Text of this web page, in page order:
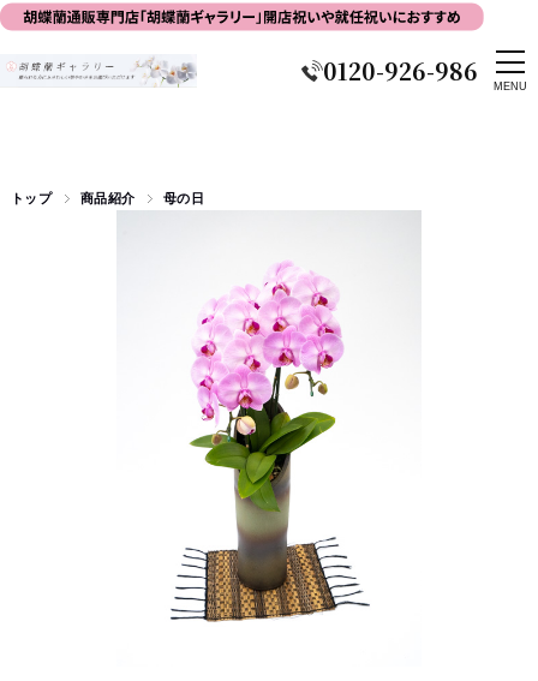
0120-926-986
トップ 商品紹介 母の日